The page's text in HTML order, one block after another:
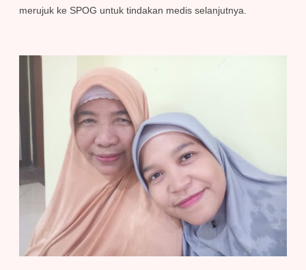
merujuk ke SPOG untuk tindakan medis selanjutnya.